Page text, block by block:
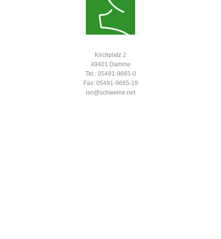
Kirchplatz 2
49401 Damme
Tel.: 05491-9665-0
Fax: 05491-9665-19
isn@schweine.net